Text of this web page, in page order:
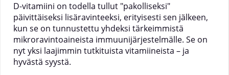
D-vitamiini on todella tullut "pakolliseksi"
päivittäiseksi lisäravinteeksi, erityisesti sen jälkeen,
kun se on tunnustettu yhdeksi tärkeimmistä
mikroravintoaineista immuunijärjestelmälle. Se on
nyt yksi laajimmin tutkituista vitamiineista – ja
hyvästä syystä.